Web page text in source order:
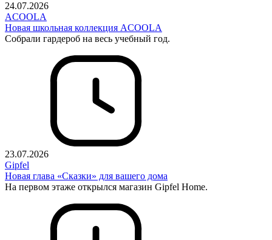
24.07.2026
ACOOLA
Новая школьная коллекция ACOOLA
Собрали гардероб на весь учебный год.
23.07.2026
Gipfel
Новая глава «Сказки» для вашего дома
На первом этаже открылся магазин Gipfel Home.